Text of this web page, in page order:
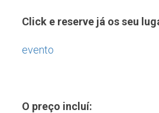
Click e reserve já os seu
evento
O preço incluí: